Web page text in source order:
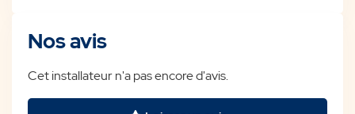
Nos avis
Cet installateur n'a pas encore d'avis.